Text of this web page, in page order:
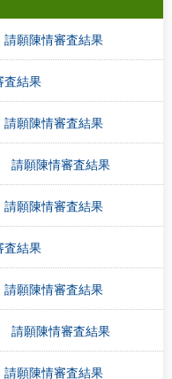
願陳情審査結果
結果
願陳情審査結果
請願陳情審査結果
願陳情審査結果
結果
願陳情審査結果
請願陳情審査結果
願陳情審査結果